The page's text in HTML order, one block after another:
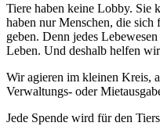
Tiere haben keine Lobby. Sie
haben nur Menschen, die sich
geben. Denn jedes
Leben. Und deshalb helfen
Wir agieren im kleinen Kreis,
Verwaltungs- oder
Jede Spende wird für den